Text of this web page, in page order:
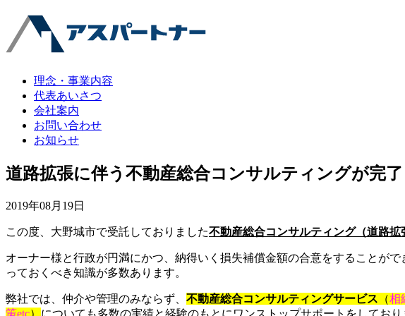
理念・事業内容
代表あいさつ
会社案内
お問い合わせ
お知らせ
道路拡張に伴う不動産総合コンサルティングが完了
2019年08月19日
この度、大野城市で受託しておりました不動産総合コンサルティング（道路
オーナー様と行政が円満にかつ、納得いく損失補償金額の合意をすることが
っておくべき知識が多数あります。
弊社では、仲介や管理のみならず、 不動産総合コンサルティングサービス （相
策etc） についても多数の実績と経験のもとにワンストップサポートをしており